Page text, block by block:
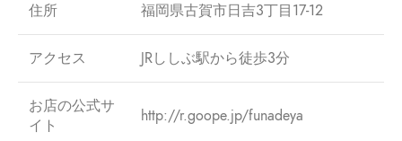
住所 福岡県古賀市日吉3丁目17-12
アクセス JRししぶ駅から徒歩3分
お店の公式サ
イト
http://r.goope.jp/funadeya